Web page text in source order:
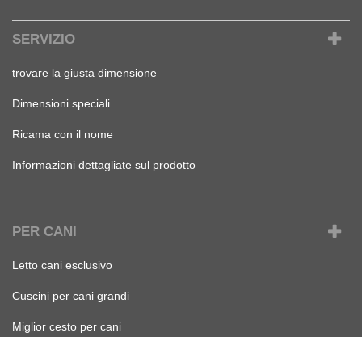
SERVIZIO
trovare la giusta dimensione
Dimensioni speciali
Ricama con il nome
Informazioni dettagliate sul prodotto
PER CANI
Letto cani esclusivo
Cuscini per cani grandi
Miglior cesto per cani